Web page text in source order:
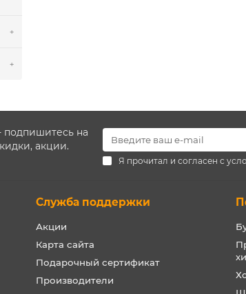
подпишитесь на
акции.
Я прочитал и согласен с
Служба поддержки
Акции
Карта сайта
Подарочный сертификат
Производители